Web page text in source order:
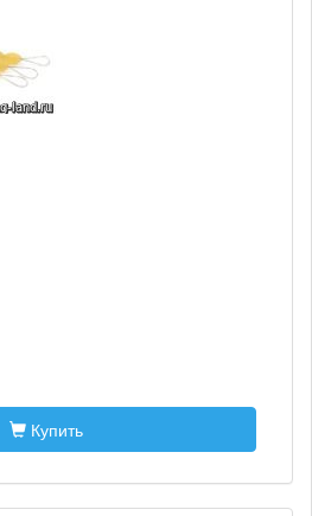
Купить